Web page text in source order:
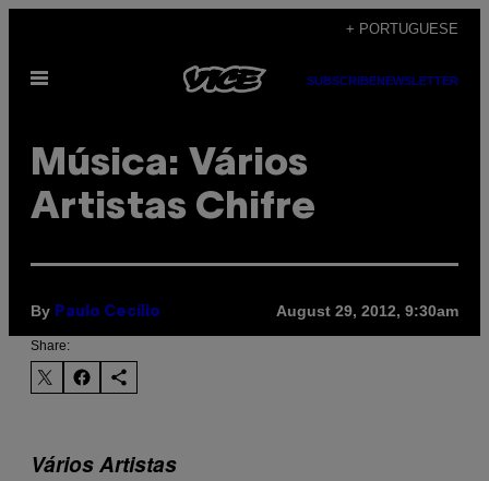
content
+ PORTUGUESE
Open
SUBSCRIBENEWSLETTER
Música: Vários
Artistas Chifre
By Paulo Cecílio August 29, 2012, 9:30am
Share:
Vários Artistas